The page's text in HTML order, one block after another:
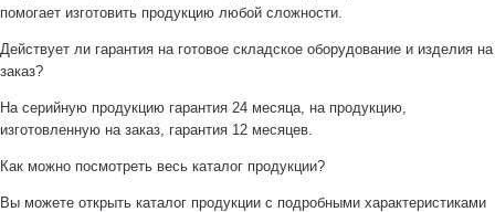
помогает изготовить продукцию любой сложности.
Действует ли гарантия на готовое складское оборудование и изделия на
заказ?
На серийную продукцию гарантия 24 месяца, на продукцию,
изготовленную на заказ, гарантия 12 месяцев.
Как можно посмотреть весь каталог продукции?
Вы можете открыть каталог продукции с подробными характеристиками